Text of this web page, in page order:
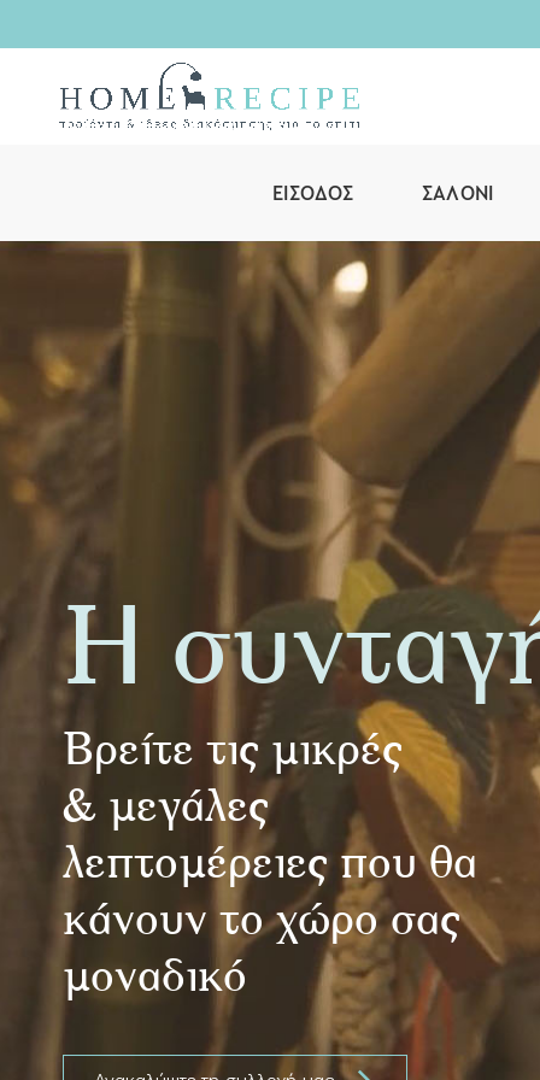
ΕΊΣΟΔΟΣ ΣΑΛΌΝΙ
Η
Βρείτε τις μικρές
& μεγάλες
λεπτομέρειες που θα
κάνουν το χώρο σας
μοναδικό